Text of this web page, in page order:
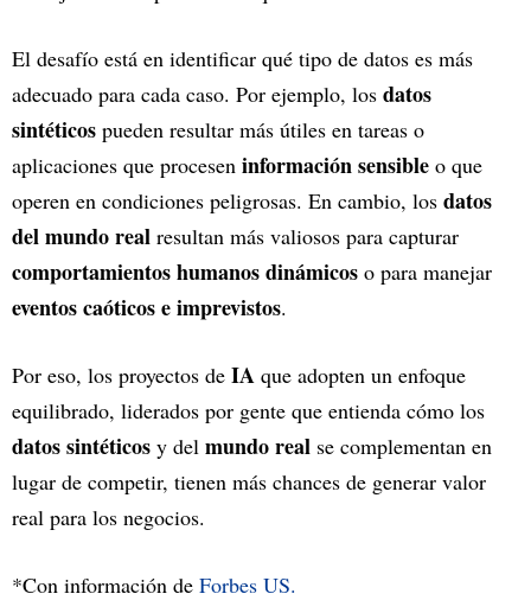
El desafío está en identificar qué tipo de datos es más
adecuado para cada caso. Por ejemplo, los datos
sintéticos pueden resultar más útiles en tareas o
aplicaciones que procesen información sensible o que
operen en condiciones peligrosas. En cambio, los datos
del mundo real resultan más valiosos para capturar
comportamientos humanos dinámicos o para manejar
eventos caóticos e imprevistos.
Por eso, los proyectos de IA que adopten un enfoque
equilibrado, liderados por gente que entienda cómo los
datos sintéticos y del mundo real se complementan en
lugar de competir, tienen más chances de generar valor
real para los negocios.
*Con información de Forbes US.